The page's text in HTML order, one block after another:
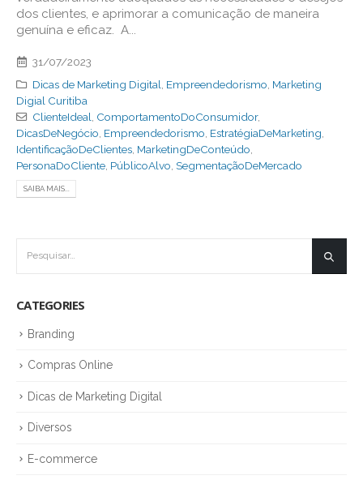
dos clientes, e aprimorar a comunicação de maneira
genuína e eficaz. A...
31/07/2023
Dicas de Marketing Digital Empreendedorismo Marketing
Digial Curitiba
ClienteIdeal ComportamentoDoConsumidor,
DicasDeNegócio Empreendedorismo EstratégiaDeMarketing
IdentificaçãoDeClientes MarketingDeConteúdo
PersonaDoCliente PúblicoAlvo SegmentaçãoDeMercado
SAIBA MAIS...
CATEGORIES
Branding
Compras Online
Dicas de Marketing Digital
Diversos
E-commerce